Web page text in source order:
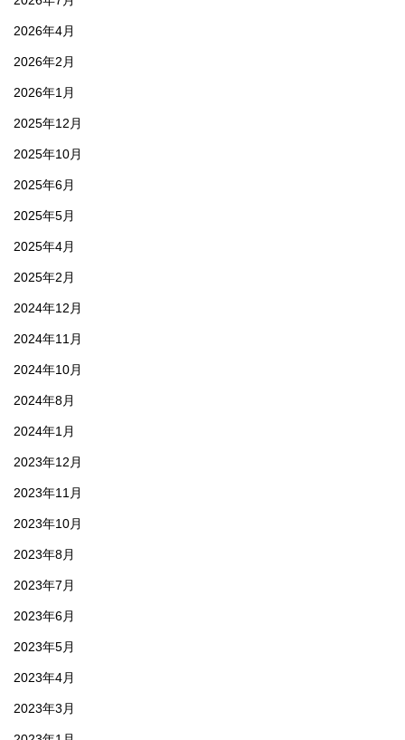
2026年4月
2026年2月
2026年1月
2025年12月
2025年10月
2025年6月
2025年5月
2025年4月
2025年2月
2024年12月
2024年11月
2024年10月
2024年8月
2024年1月
2023年12月
2023年11月
2023年10月
2023年8月
2023年7月
2023年6月
2023年5月
2023年4月
2023年3月